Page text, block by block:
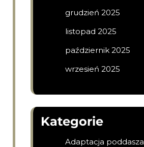
grudzień 2025
listopad 2025
październik 2025
wrzesień 2025
Kategorie
Adaptacja poddasza